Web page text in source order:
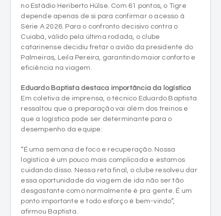
no Estádio Heriberto Hülse. Com 61 pontos, o Tigre
depende apenas de si para confirmar o acesso à
Série A 2026. Para o confronto decisivo contra o
Cuiabá, válido pela última rodada, o clube
catarinense decidiu fretar o avião da presidente do
Palmeiras, Leila Pereira, garantindo maior conforto e
eficiência na viagem.
Eduardo Baptista destaca importância da logística
Em coletiva de imprensa, o técnico Eduardo Baptista
ressaltou que a preparação vai além dos treinos e
que a logística pode ser determinante para o
desempenho da equipe:
“É uma semana de foco e recuperação. Nossa
logística é um pouco mais complicada e estamos
cuidando disso. Nessa reta final, o clube resolveu dar
essa oportunidade da viagem de ida não ser tão
desgastante como normalmente é pra gente. É um
ponto importante e todo esforço é bem-vindo”,
afirmou Baptista.